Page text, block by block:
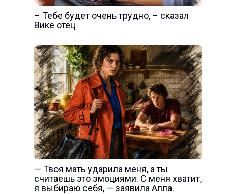
– Тебе будет очень трудно, – сказал
Вике отец
— Твоя мать ударила меня, а ты
считаешь это эмоциями. С меня хватит,
я выбираю себя, — заявила Алла.